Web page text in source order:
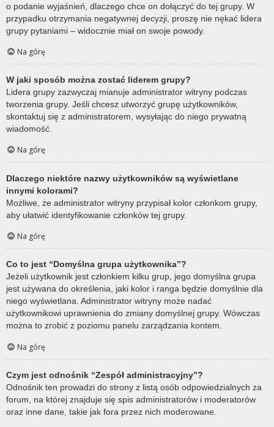
o podanie wyjaśnień, dlaczego chce on dołączyć do tej grupy. W
przypadku otrzymania negatywnej decyzji, proszę nie nękać lidera
grupy pytaniami – widocznie miał on swoje powody.
Na górę
W jaki sposób można zostać liderem grupy?
Lidera grupy zazwyczaj mianuje administrator witryny podczas
tworzenia grupy. Jeśli chcesz utworzyć grupę użytkowników,
skontaktuj się z administratorem, wysyłając do niego prywatną
wiadomość.
Na górę
Dlaczego niektóre nazwy użytkowników są wyświetlane
innymi kolorami?
Możliwe, że administrator witryny przypisał kolor członkom grupy,
aby ułatwić identyfikowanie członków tej grupy.
Na górę
Co to jest “Domyślna grupa użytkownika”?
Jeżeli użytkownik jest członkiem kilku grup, jego domyślna grupa
jest używana do określenia, jaki kolor i ranga będzie domyślnie dla
niego wyświetlana. Administrator witryny może nadać
użytkownikowi uprawnienia do zmiany domyślnej grupy. Wówczas
można to zrobić z poziomu panelu zarządzania kontem.
Na górę
Czym jest odnośnik “Zespół administracyjny”?
Odnośnik ten prowadzi do strony z listą osób odpowiedzialnych za
forum, na której znajduje się spis administratorów i moderatorów
oraz inne dane, takie jak fora przez nich moderowane.